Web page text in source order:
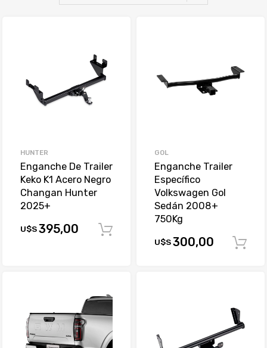
HUNTER
Enganche De Trailer
Keko K1 Acero Negro
Changan Hunter
2025+
U$S395,00
GOL
Enganche Trailer
Específico
Volkswagen Gol
Sedán 2008+
750Kg
U$S300,00